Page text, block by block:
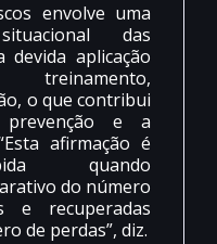
envolve uma
das
devida aplicação
treinamento,
o que contribui
e a
afirmação é
quando
do número
e recuperadas
de perdas”, diz.